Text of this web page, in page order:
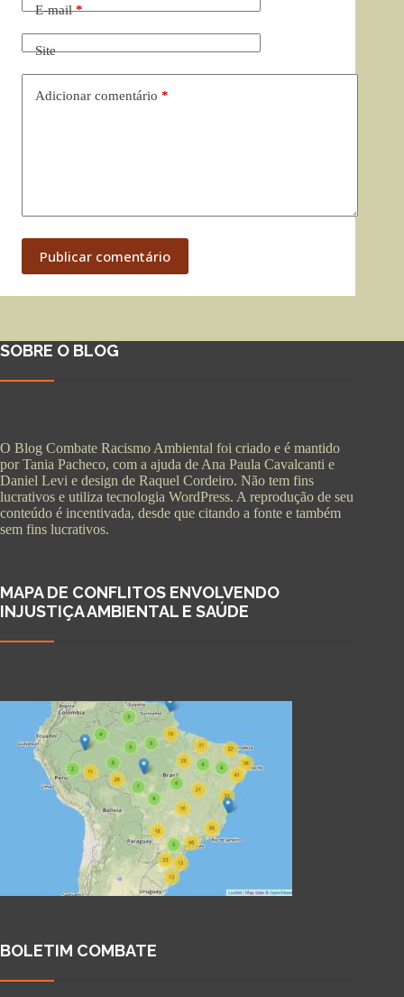
E-mail*
Site
Adicionar comentário *
Publicar comentário
SOBRE O BLOG
O Blog Combate Racismo Ambiental foi criado e é mantido
por Tania Pacheco, com a ajuda de Ana Paula Cavalcanti e
Daniel Levi e design de Raquel Cordeiro. Não tem fins
lucrativos e utiliza tecnologia WordPress. A reprodução de seu
conteúdo é incentivada, desde que citando a fonte e também
sem fins lucrativos.
MAPA DE CONFLITOS ENVOLVENDO
INJUSTIÇA AMBIENTAL E SAÚDE
BOLETIM COMBATE